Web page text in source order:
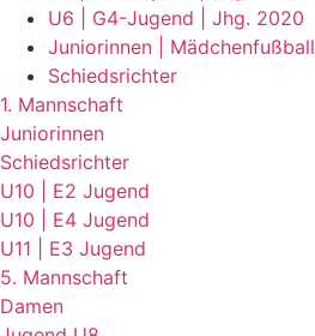
U6 | G4-Jugend | Jhg. 2020
Juniorinnen | Mädchenfußball
Schiedsrichter
1. Mannschaft
Juniorinnen
Schiedsrichter
U10 | E2 Jugend
U10 | E4 Jugend
U11 | E3 Jugend
5. Mannschaft
Damen